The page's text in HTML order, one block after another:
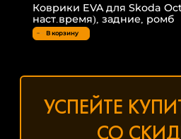
Коврики EVA для Skoda
наст.время), задние, ромб
В корзину
УСПЕЙТЕ
СО